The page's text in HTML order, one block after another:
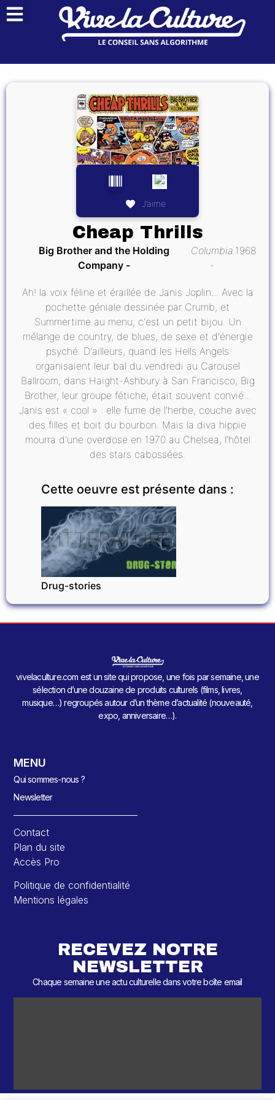
J’aime
Cheap Thrills
Big Brother and the Holding
Company
Columbia 1968
Ah! la voix féline et éraillée de Janis Joplin... Avec la
pochette géniale dessinée par Crumb, et
Summertime au menu, c'est un petit bijou. Un
mélange de country, de blues, de sexe et d'énergie
psyché. D'ailleurs, quand les Hells Angels
organisaient leur bal du vendredi au Carousel
Ballroom, dans Haight-Ashbury à San Francisco, Big
Brother, leur groupe fétiche, était souvent convié...
Janis est « cool » : elle fume de l'herbe, couche avec
des filles et boit du bourbon. Mais la diva hippie
mourra d'une overdose en 1970 au Chelsea, l'hôtel
des stars cabossées.
Cette oeuvre est présente dans :
LITTÉRATURE
Drug-stories
vivelaculture.com est un site qui propose, une fois par semaine, une
sélection d’une douzaine de produits culturels (films, livres,
musique…) regroupés autour d’un thème d’actualité (nouveauté,
expo, anniversaire…).
MENU
Qui sommes-nous ?
Newsletter
Contact
Plan du site
Accès Pro
Politique de confidentialité
Mentions légales
RECEVEZ NOTRE
NEWSLETTER
Chaque semaine une actu culturelle dans votre boîte email